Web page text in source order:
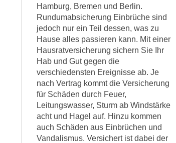
Hamburg, Bremen und Berlin.
Rundumabsicherung Einbrüche sind
jedoch nur ein Teil dessen, was zu
Hause alles passieren kann. Mit einer
Hausratversicherung sichern Sie Ihr
Hab und Gut gegen die
verschiedensten Ereignisse ab. Je
nach Vertrag kommt die Versicherung
für Schäden durch Feuer,
Leitungswasser, Sturm ab Windstärke
acht und Hagel auf. Hinzu kommen
auch Schäden aus Einbrüchen und
Vandalismus. Versichert ist dabei der